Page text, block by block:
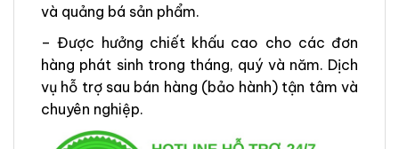
và quảng bá sản phẩm.
– Được hưởng chiết khấu cao cho các đơn
hàng phát sinh trong tháng, quý và năm. Dịch
vụ hỗ trợ sau bán hàng (bảo hành) tận tâm và
chuyên nghiệp.